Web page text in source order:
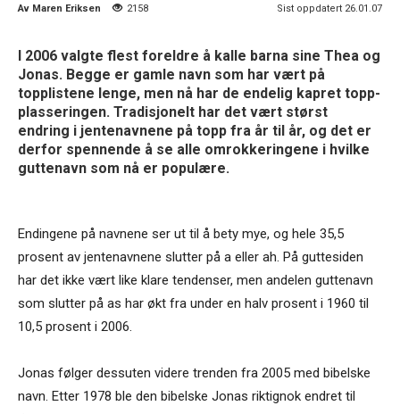
Av Maren Eriksen 2158 Sist oppdatert 26.01.07
I 2006 valgte flest foreldre å kalle barna sine Thea og
Jonas. Begge er gamle navn som har vært på
topplistene lenge, men nå har de endelig kapret topp-
plasseringen. Tradisjonelt har det vært størst
endring i jentenavnene på topp fra år til år, og det er
derfor spennende å se alle omrokkeringene i hvilke
guttenavn som nå er populære.
Endingene på navnene ser ut til å bety mye, og hele 35,5
prosent av jentenavnene slutter på a eller ah. På guttesiden
har det ikke vært like klare tendenser, men andelen guttenavn
som slutter på as har økt fra under en halv prosent i 1960 til
10,5 prosent i 2006.
Jonas følger dessuten videre trenden fra 2005 med bibelske
navn. Etter 1978 ble den bibelske Jonas riktignok endret til